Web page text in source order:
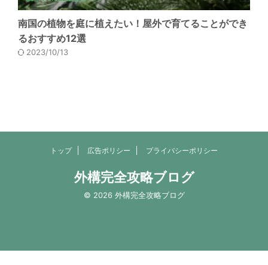
南国の植物を庭に植えたい！屋外で育てることができ
るおすすめ12選
2023/10/13
トップ 広告ポリシー プライバシーポリシー
外構完全攻略ブログ
© 2026 外構完全攻略ブログ